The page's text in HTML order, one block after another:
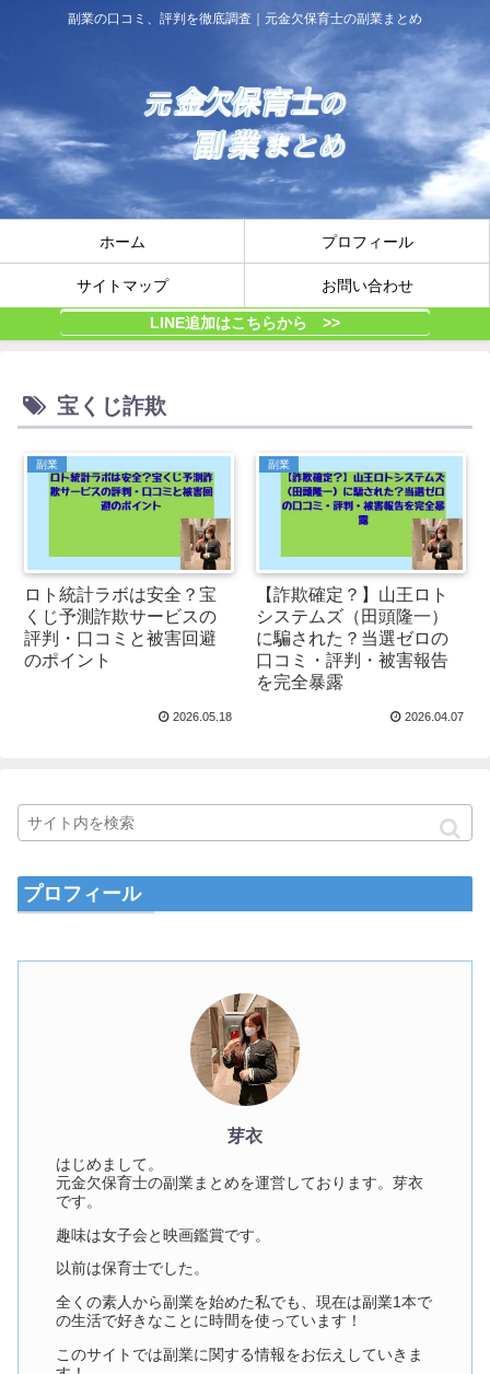
副業の口コミ、評判を徹底調査｜元金欠保育士の副業まとめ
ホーム プロフィール
サイトマップ お問い合わせ
LINE追加はこちらから >>
宝くじ詐欺
副業
ロト統計ラボは安全？宝
くじ予測詐欺サービスの
評判・口コミと被害回避
のポイント
2026.05.18
副業
【詐欺確定？】山王ロト
システムズ（田頭隆一）
に騙された？当選ゼロの
口コミ・評判・被害報告
を完全暴露
2026.04.07
プロフィール
芽衣
はじめまして。
元金欠保育士の副業まとめを運営しております。芽衣
です。
趣味は女子会と映画鑑賞です。
以前は保育士でした。
全くの素人から副業を始めた私でも、現在は副業1本で
の生活で好きなことに時間を使っています！
このサイトでは副業に関する情報をお伝えしていきま